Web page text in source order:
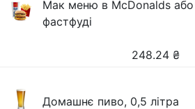
Мак меню в McDonalds
фастфуді
248.24 ₴
Домашнє пиво, 0,5 літра